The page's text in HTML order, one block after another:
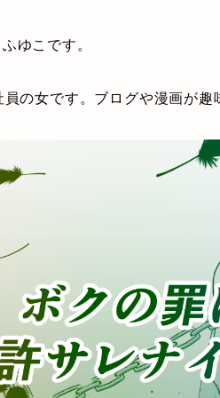
ゆこです。
の女です。ブログや漫画が趣